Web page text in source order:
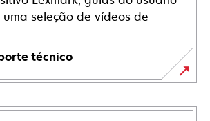
seleção de vídeos de
técnico